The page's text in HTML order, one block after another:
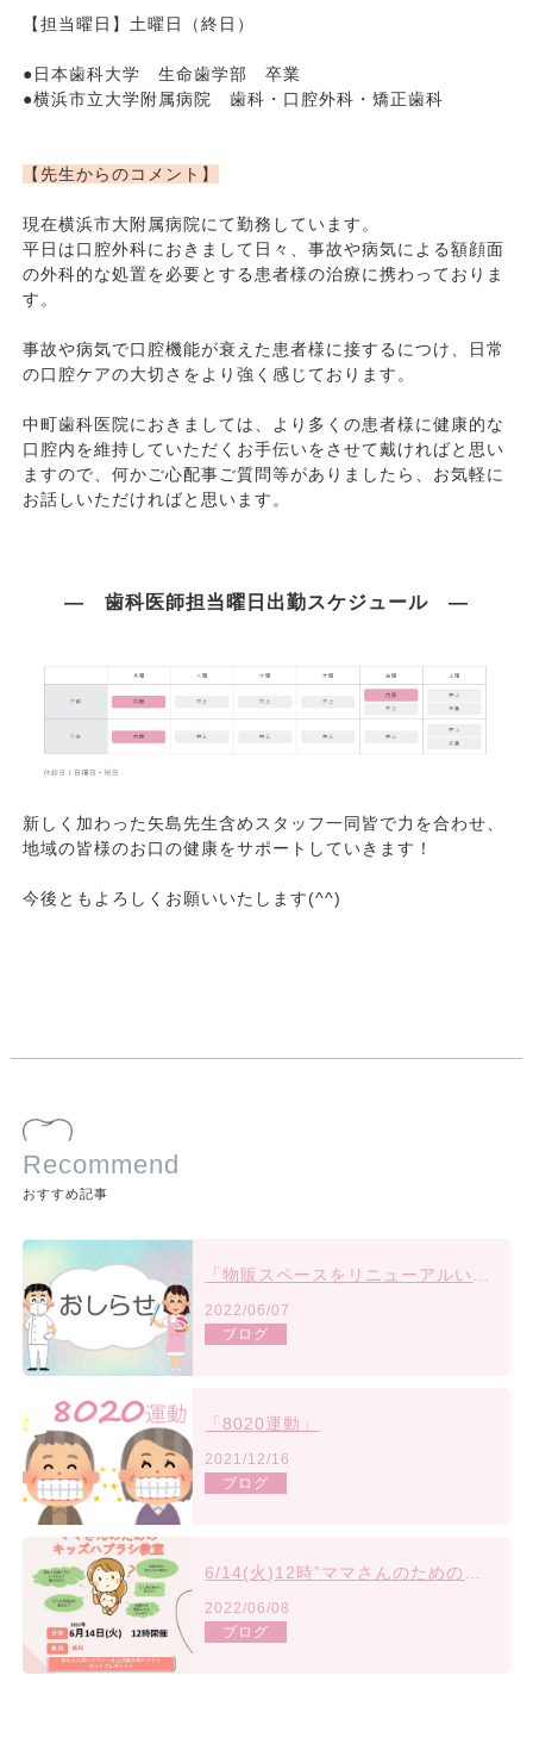
【担当曜日】土曜日（終日）
●日本歯科大学 生命歯学部 卒業
●横浜市立大学附属病院 歯科・口腔外科・矯正歯科
【先生からのコメント】
現在横浜市大附属病院にて勤務しています。
平日は口腔外科におきまして日々、事故や病気による額顔面
の外科的な処置を必要とする患者様の治療に携わっておりま
す。
事故や病気で口腔機能が衰えた患者様に接するにつけ、日常
の口腔ケアの大切さをより強く感じております。
中町歯科医院におきましては、より多くの患者様に健康的な
口腔内を維持していただくお手伝いをさせて戴ければと思い
ますので、何かご心配事ご質問等がありましたら、お気軽に
お話しいただければと思います。
― 歯科医師担当曜日出勤スケジュール ―
新しく加わった矢島先生含めスタッフ一同皆で力を合わせ、
地域の皆様のお口の健康をサポートしていきます！
今後ともよろしくお願いいたします(^^)
Recommend
おすすめ記事
「物販スペースをリニューアルいたしました♪♪」
2022/06/07
ブログ
「8020運動」
2021/12/16
ブログ
2022/06/08
ブログ